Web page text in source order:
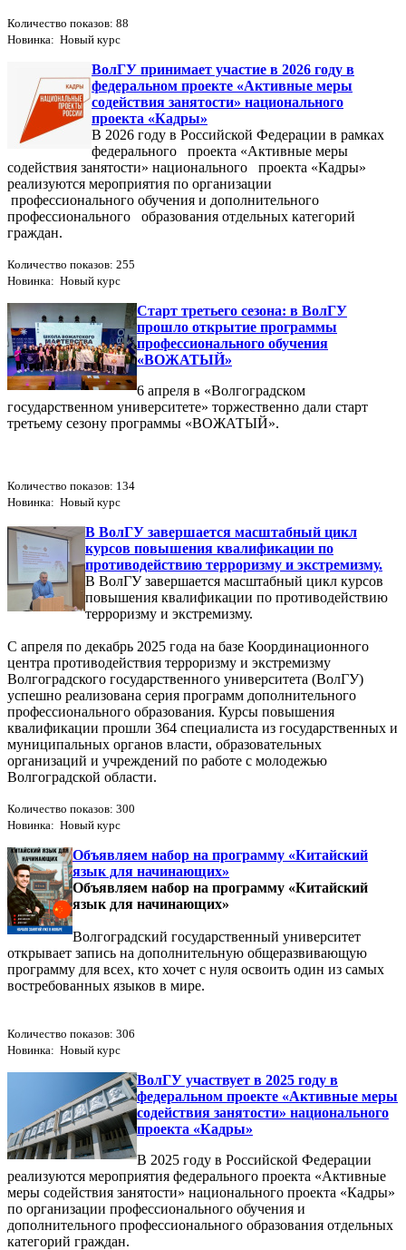
Количество показов: 88
Новинка: Новый курс
ВолГУ принимает участие в 2026 году в
федеральном проекте «Активные меры
содействия занятости» национального
проекта «Кадры»
В 2026 году в Российской Федерации в рамках
федерального проекта «Активные меры
содействия занятости» национального проекта «Кадры»
реализуются мероприятия по организации
профессионального обучения и дополнительного
профессионального образования отдельных категорий
граждан.
Количество показов: 255
Новинка: Новый курс
Старт третьего сезона: в ВолГУ
прошло открытие программы
профессионального обучения
«ВОЖАТЫЙ»
6 апреля в «Волгоградском
государственном университете» торжественно дали старт
третьему сезону программы «ВОЖАТЫЙ».
Количество показов: 134
Новинка: Новый курс
В ВолГУ завершается масштабный цикл
курсов повышения квалификации по
противодействию терроризму и экстремизму.
В ВолГУ завершается масштабный цикл курсов
повышения квалификации по противодействию
терроризму и экстремизму.
С апреля по декабрь 2025 года на базе Координационного
центра противодействия терроризму и экстремизму
Волгоградского государственного университета (ВолГУ)
успешно реализована серия программ дополнительного
профессионального образования. Курсы повышения
квалификации прошли 364 специалиста из государственных и
муниципальных органов власти, образовательных
организаций и учреждений по работе с молодежью
Волгоградской области.
Количество показов: 300
Новинка: Новый курс
Объявляем набор на программу «Китайский
язык для начинающих»
Объявляем набор на программу «Китайский
язык для начинающих»
Волгоградский государственный университет
открывает запись на дополнительную общеразвивающую
программу для всех, кто хочет с нуля освоить один из самых
востребованных языков в мире.
Количество показов: 306
Новинка: Новый курс
ВолГУ участвует в 2025 году в
федеральном проекте «Активные меры
содействия занятости» национального
проекта «Кадры»
В 2025 году в Российской Федерации
реализуются мероприятия федерального проекта «Активные
меры содействия занятости» национального проекта «Кадры»
по организации профессионального обучения и
дополнительного профессионального образования отдельных
категорий граждан.